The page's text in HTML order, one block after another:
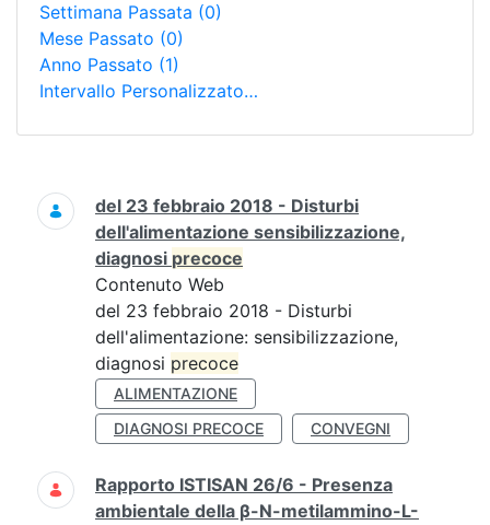
Settimana Passata (0)
Mese Passato (0)
Anno Passato (1)
Intervallo Personalizzato…
Ricerca
del 23 febbraio 2018 - Disturbi
dell'alimentazione sensibilizzazione,
diagnosi precoce
Contenuto Web
del 23 febbraio 2018 - Disturbi
dell'alimentazione: sensibilizzazione,
diagnosi precoce
ALIMENTAZIONE
DIAGNOSI PRECOCE
CONVEGNI
Rapporto ISTISAN 26/6 - Presenza
ambientale della β-N-metilammino-L-